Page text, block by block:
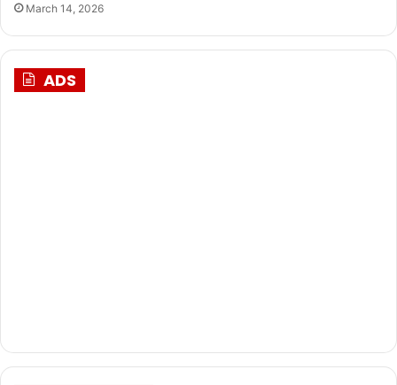
March 14, 2026
ADS